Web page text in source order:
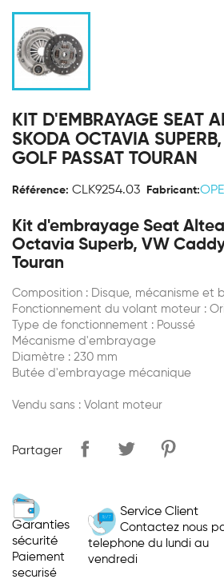
KIT D'EMBRAYAGE SEAT
SKODA OCTAVIA
GOLF PASSAT TOURAN
Référence: CLK9254.03 Fabricant:
Kit d'embrayage Seat
Octavia Superb, VW
Touran
Composition : Disque, mécanisme et
Fonctionnement du volant moteur :
Type de fonctionnement : Poussé
Mécanisme d'embrayage
Diamètre : 230 mm
Butée d'embrayage mécanique
Vendu sans : Volant moteur
Partager
Garanties
sécurité
Paiement
securisé
Service Client
Contactez nous
telephone du lundi au
vendredi